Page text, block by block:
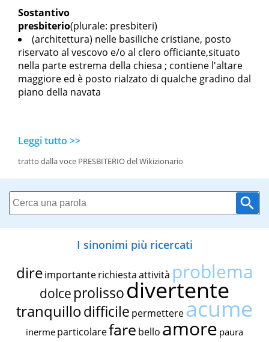
Sostantivo
presbiterio(plurale: presbiteri)
(architettura) nelle basiliche cristiane, posto
riservato al vescovo e/o al clero officiante,situato
nella parte estrema della chiesa ; contiene l'altare
maggiore ed è posto rialzato di qualche gradino dal
piano della navata
Leggi tutto >>
tratto dalla voce PRESBITERIO del Wikizionario
I sinonimi più ricercati
dire importante richiestaattività problema
dolce prolissodivertente
tranquillodifficile permettereacume
inerme particolarefare bello amore paura